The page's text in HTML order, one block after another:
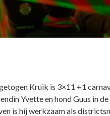
Kruik is 3×11 +1
Yvette en hond Guus in
is hij werkzaam als